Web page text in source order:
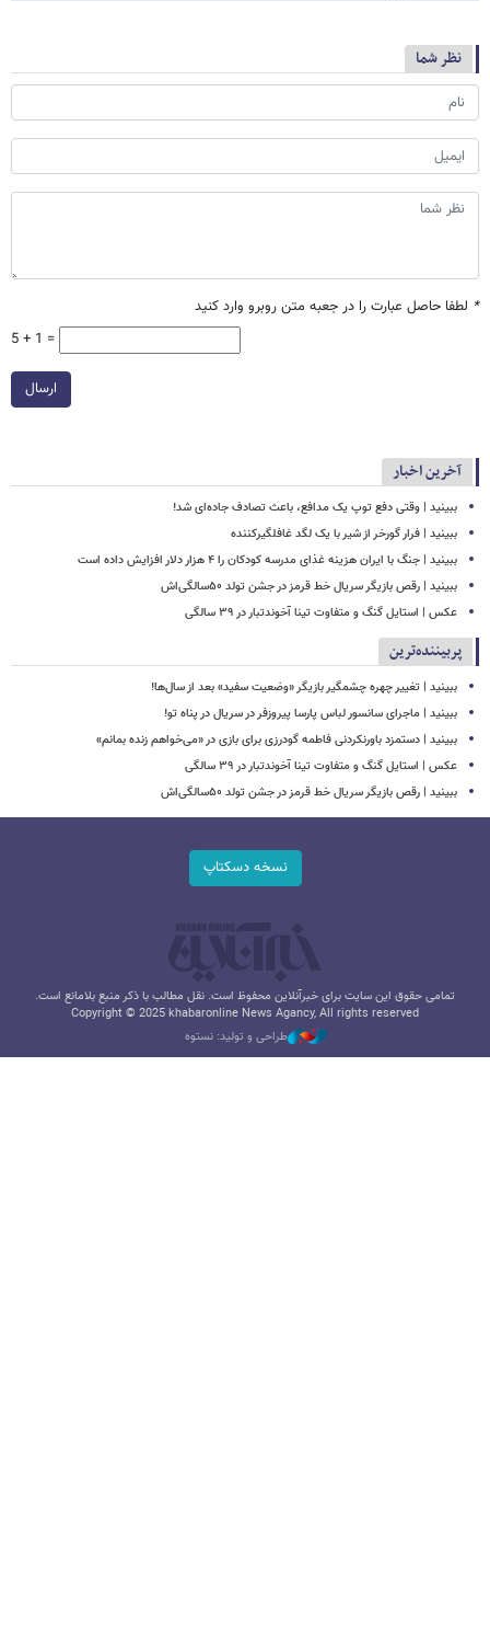
نظر شما
* لطفا حاصل عبارت را در جعبه متن روبرو وارد کنید
5 + 1 =
ارسال
آخرین اخبار
ببینید | وقتی دفع توپ یک مدافع، باعث تصادف جاده‌ای شد!
ببینید | فرار گورخر از شیر با یک لگد غافلگیرکننده
ببینید | جنگ با ایران هزینه غذای مدرسه کودکان را ۴ هزار دلار افزایش داده است
ببینید | رقص بازیگر سریال خط قرمز در جشن تولد ۵۰سالگی‌اش
عکس | استایل گنگ و متفاوت تینا آخوندتبار در ۳۹ سالگی
پربیننده‌ترین
ببینید | تغییر چهره چشمگیر بازیگر «وضعیت سفید» بعد از سال‌ها!
ببینید | ماجرای سانسور لباس پارسا پیروزفر در سریال در پناه تو!
ببینید | دستمزد باورنکردنی فاطمه گودرزی برای بازی در «می‌خواهم زنده بمانم»
عکس | استایل گنگ و متفاوت تینا آخوندتبار در ۳۹ سالگی
ببینید | رقص بازیگر سریال خط قرمز در جشن تولد ۵۰سالگی‌اش
نسخه دسکتاپ
تمامی حقوق این سایت برای خبرآنلاین محفوظ است. نقل مطالب با ذکر منبع بلامانع است.
Copyright © 2025 khabaronline News Agancy, All rights reserved
طراحی و تولید: نستوه